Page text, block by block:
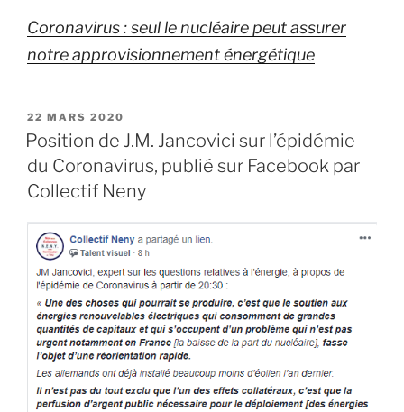
Coronavirus : seul le nucléaire peut assurer
notre approvisionnement énergétique
PUBLIÉ
LE
22 MARS 2020
Position de J.M. Jancovici sur l’épidémie
du Coronavirus, publié sur Facebook par
Collectif Neny